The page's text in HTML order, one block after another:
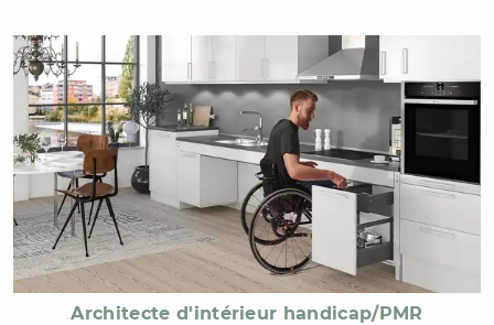
Architecte d'intérieur handicap/PMR